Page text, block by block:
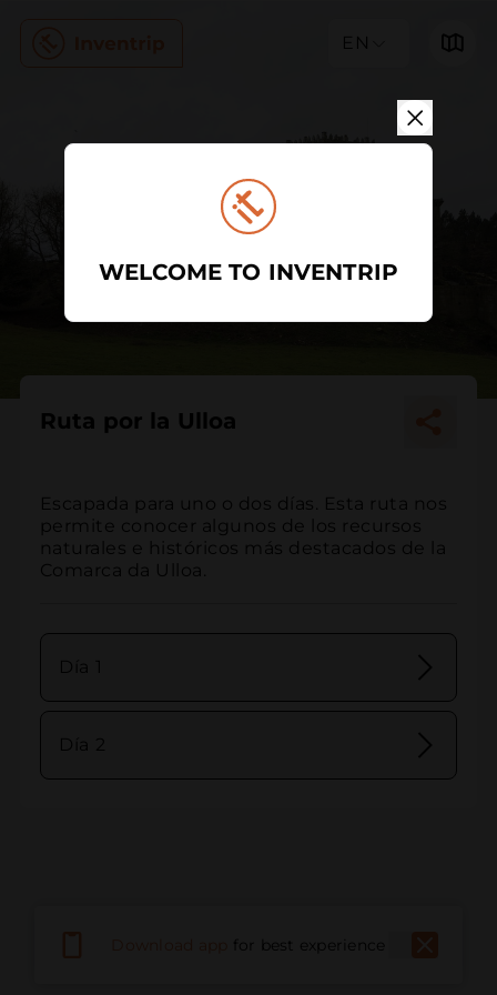
EN
Ruta por la Ulloa
Escapada para uno o dos días. Esta ruta nos
permite conocer algunos de los recursos
naturales e históricos más destacados de la
Comarca da Ulloa.
for best experience
WELCOME TO INVENTRIP